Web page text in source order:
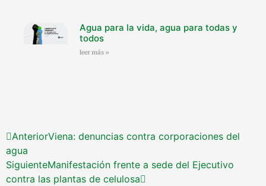
Agua para la vida, agua para todas y
todos
leer más »
AnteriorViena: denuncias contra corporaciones del
agua
SiguienteManifestación frente a sede del Ejecutivo
contra las plantas de celulosa